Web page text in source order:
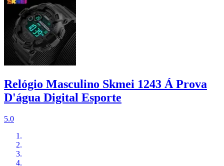
Relógio Masculino Skmei 1243 Á Prova
D'água Digital Esporte
5.0